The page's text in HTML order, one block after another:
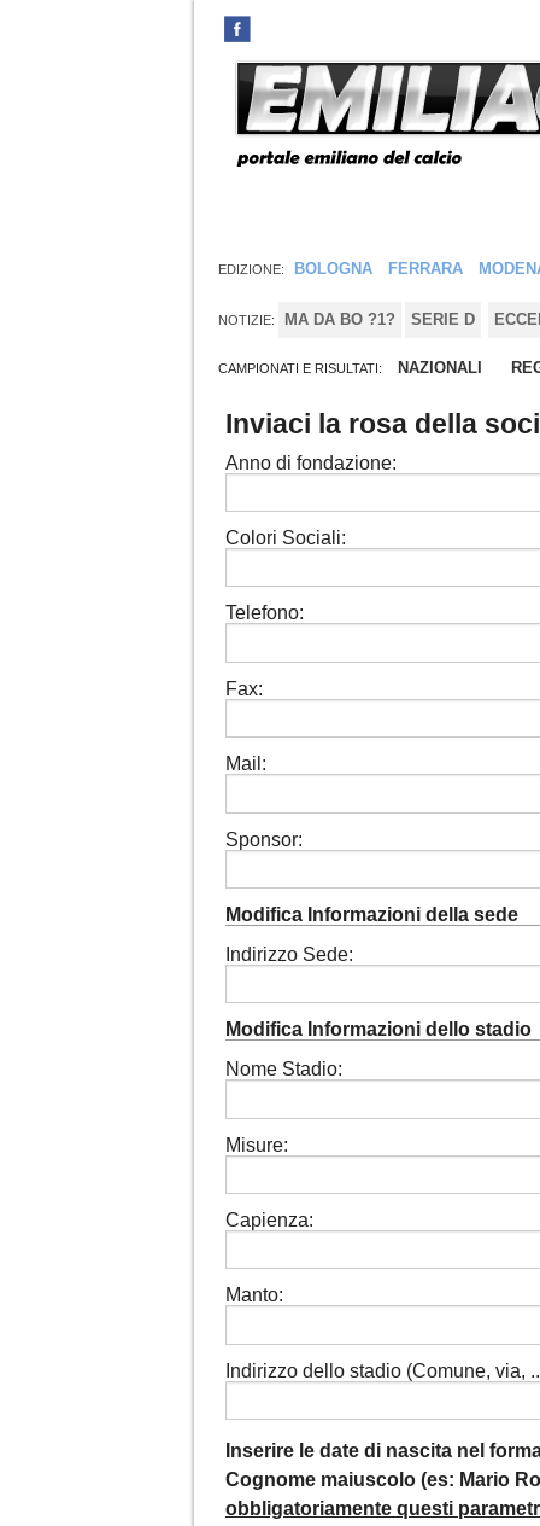
EDIZIONE: BOLOGNA FERRARA
NOTIZIE: MA DA BO ?1? SERIE D
CAMPIONATI E RISULTATI: NAZIONALI
Inviaci la rosa della
Anno di fondazione:
Colori Sociali:
Telefono:
Fax:
Mail:
Sponsor:
Modifica Informazioni della sede
Indirizzo Sede:
Modifica Informazioni dello stadio
Nome Stadio:
Misure:
Capienza:
Manto:
Indirizzo dello stadio (Comune, via,
Inserire le date di nascita nel
Cognome maiuscolo (es: Mario
obbligatoriamente questi